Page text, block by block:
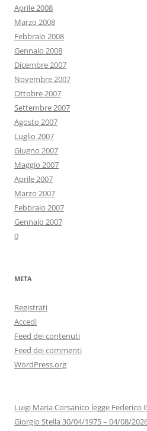
Aprile 2008
Marzo 2008
Febbraio 2008
Gennaio 2008
Dicembre 2007
Novembre 2007
Ottobre 2007
Settembre 2007
Agosto 2007
Luglio 2007
Giugno 2007
Maggio 2007
Aprile 2007
Marzo 2007
Febbraio 2007
Gennaio 2007
0
META
Registrati
Accedi
Feed dei contenuti
Feed dei commenti
WordPress.org
Luigi Maria Corsanico legge Federico
Giorgio Stella 30/04/1975 – 04/08/